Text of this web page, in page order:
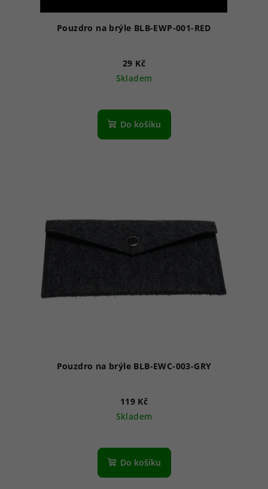
Pouzdro na brýle BLB-EWP-001-RED
29 Kč
Skladem
Do košíku
Pouzdro na brýle BLB-EWC-003-GRY
119 Kč
Skladem
Do košíku